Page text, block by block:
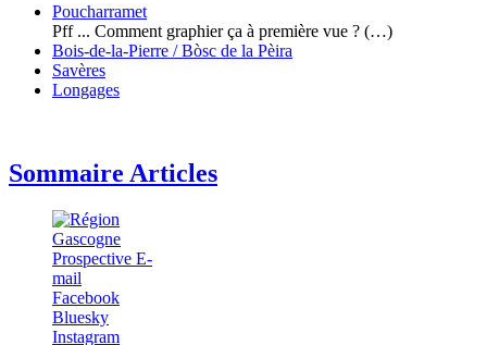
Poucharramet
Pff ... Comment graphier ça à première vue ? (…)
Bois-de-la-Pierre / Bòsc de la Pèira
Savères
Longages
Sommaire Articles